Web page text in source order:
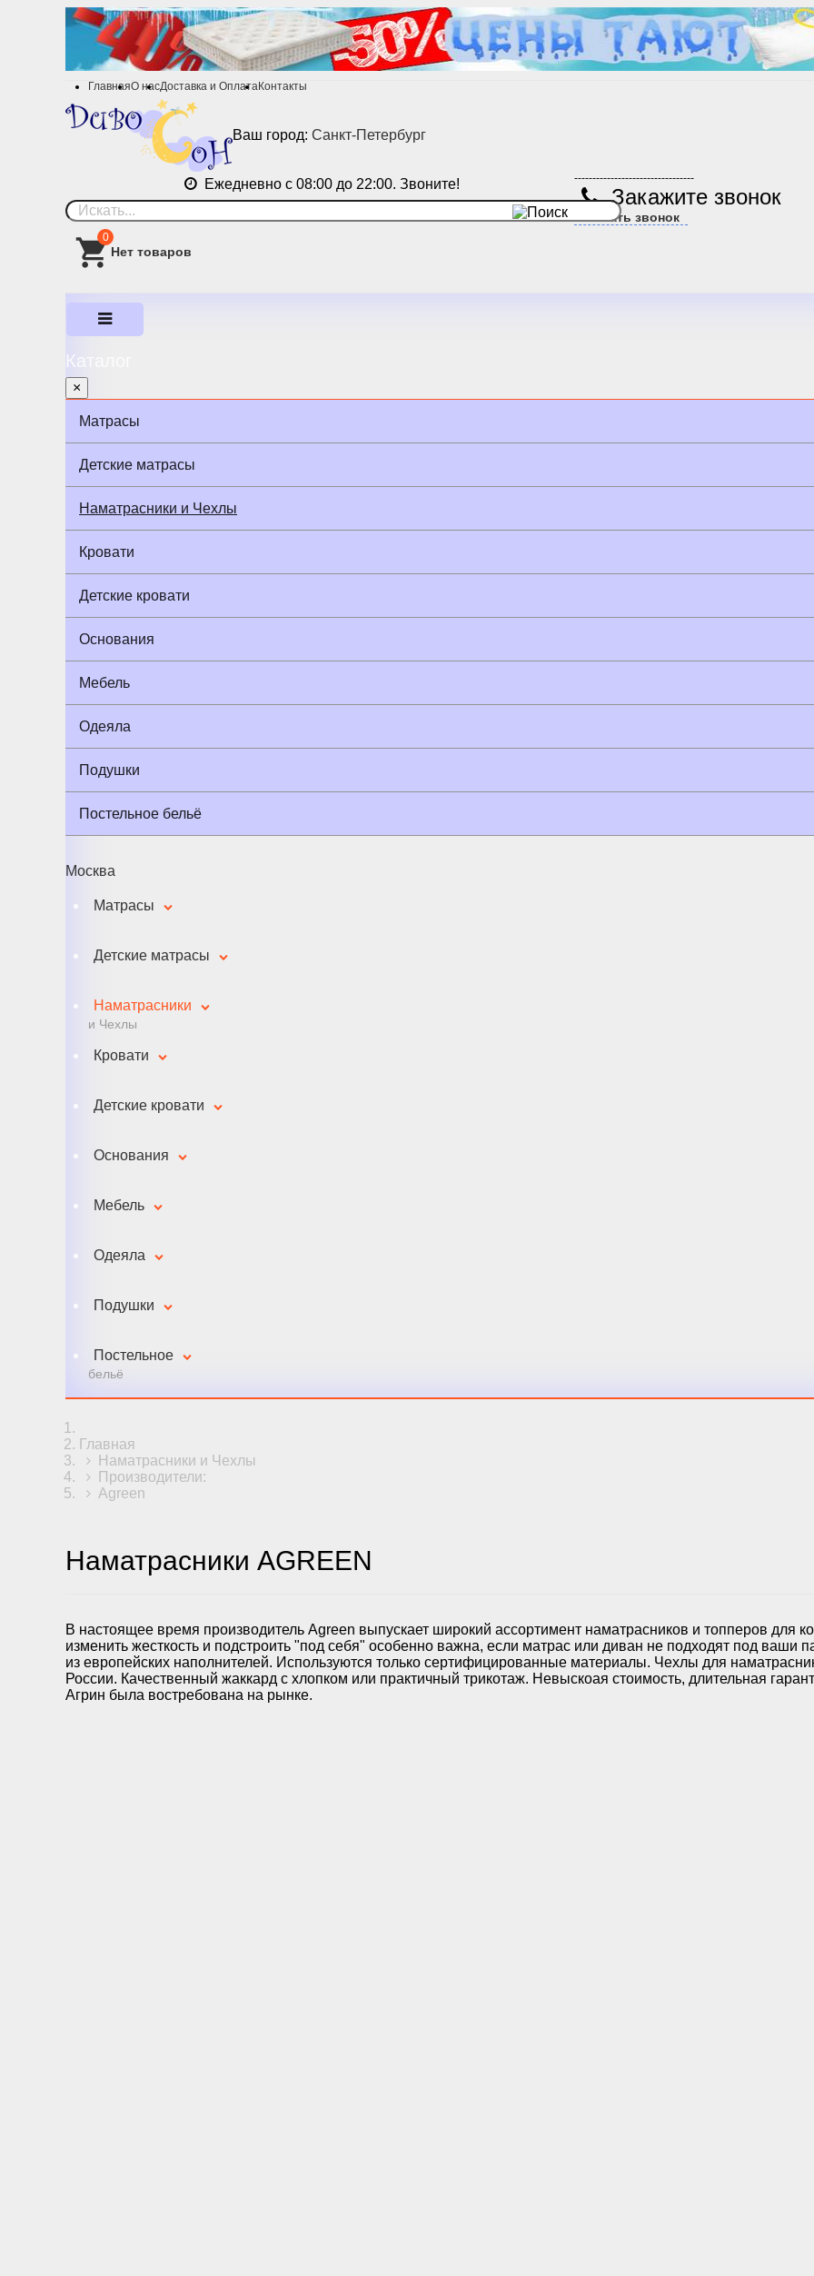
ГлавнаяО насДоставка и ОплатаКонтакты
Ваш город: Санкт-Петербург
Ежедневно с 08:00 до 22:00. Звоните! ---------------------------------
Закажите звонок
Заказать звонок
0
Каталог
×
Матрасы
Детские матрасы
Наматрасники и Чехлы
Кровати
Детские кровати
Основания
Мебель
Одеяла
Подушки
Постельное бельё
Москва
Матрасы
Детские матрасы
Наматрасники
и Чехлы
Кровати
Детские кровати
Основания
Мебель
Одеяла
Подушки
Постельное
бельё
Главная
Наматрасники и Чехлы
Производители:
Agreen
Наматрасники AGREEN
В настоящее время производитель Agreen выпускает широкий ассортимент наматрасников и топперов для
изменить жесткость и подстроить "под себя" особенно важна, если матрас или диван не подходят под ваши
из европейских наполнителей. Используются только сертифицированные материалы. Чехлы для
России. Качественный жаккард с хлопком или практичный трикотаж. Невыскоая стоимость, длительная
Агрин была востребована на рынке.